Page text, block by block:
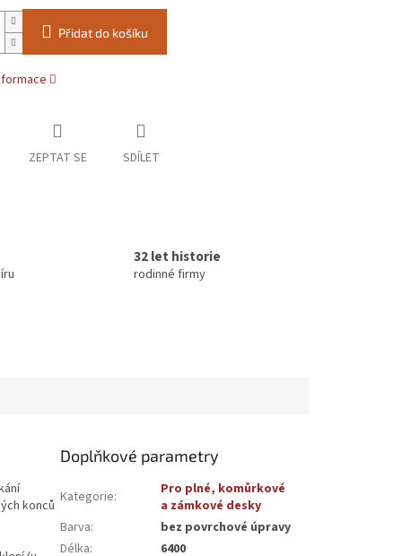
Přidat do košíku
ZEPTAT SE SDÍLET
32 let historie
rodinné firmy
konců
Doplňkové parametry
Kategorie:
Pro plné, komůrkové
a zámkové desky
Barva:
bez povrchové úpravy
Délka:
6400